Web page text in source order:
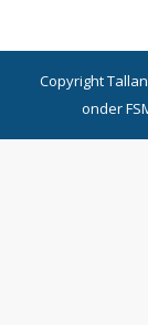
Copyright
onder